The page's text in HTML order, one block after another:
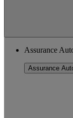
Assurance
Assurance